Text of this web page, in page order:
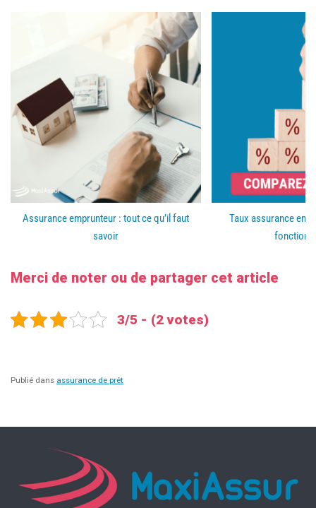
Assurance emprunteur : tout ce qu’il faut
savoir
Taux assurance
Merci de noter ou de partager cet article
3/5 - (2 votes)
Publié dans assurance de prêt